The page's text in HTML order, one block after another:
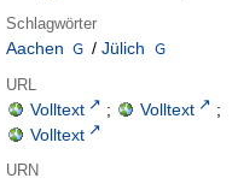
Schlagwörter
Aachen / Jülich
URL
Volltext ; Volltext
;
Volltext
URN